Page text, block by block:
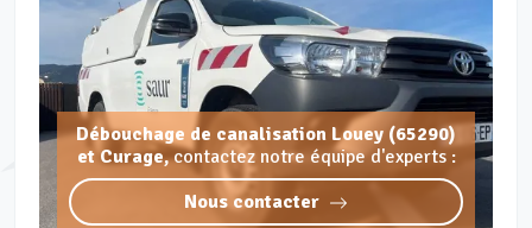
Débouchage de canalisation Louey (65290)
et Curage,contactez notre équipe d'experts :
Nous contacter